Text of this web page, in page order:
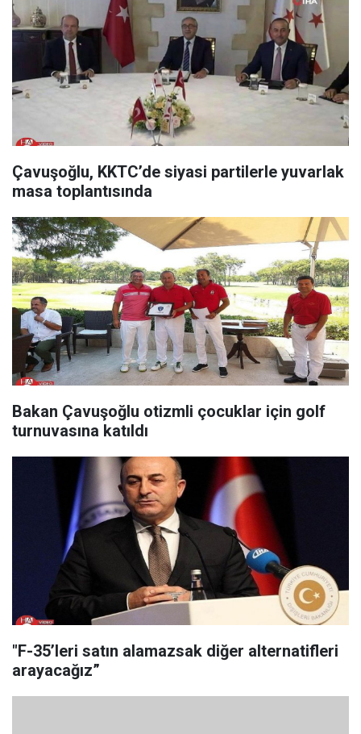
Çavuşoğlu, KKTC’de siyasi partilerle yuvarlak
masa toplantısında
Bakan Çavuşoğlu otizmli çocuklar için golf
turnuvasına katıldı
"F-35’leri satın alamazsak diğer alternatifleri
arayacağız”